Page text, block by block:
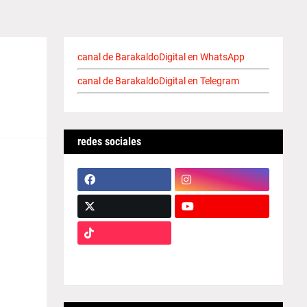
canal de BarakaldoDigital en WhatsApp
canal de BarakaldoDigital en Telegram
redes sociales